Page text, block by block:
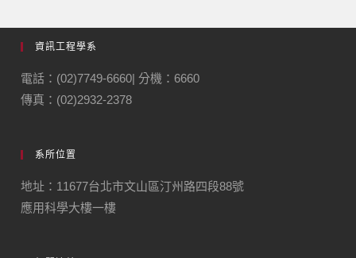
資訊工程學系
電話：(02)7749-6660| 分機：6660
傳真：(02)2932-2378
系所位置
地址：11677台北市文山區汀州路四段88號
應用科學大樓一樓